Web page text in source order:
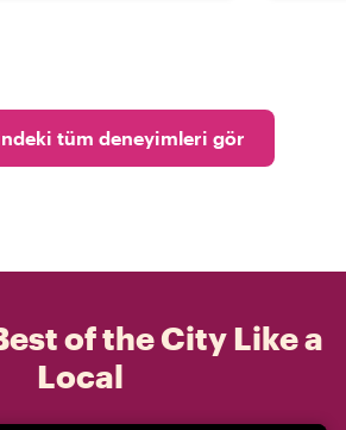
tüm deneyimleri gör
of the City Like a
Local